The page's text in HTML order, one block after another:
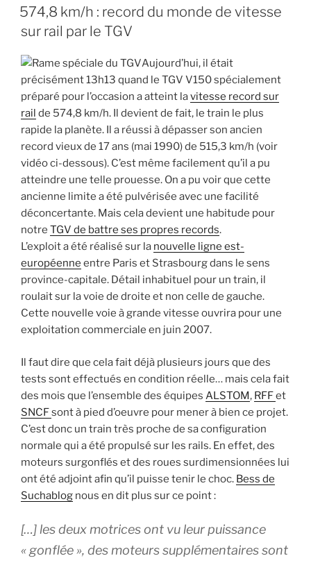
LE
574,8 km/h : record du monde de vitesse
sur rail par le TGV
Aujourd’hui, il était
précisément 13h13 quand le TGV V150 spécialement
préparé pour l’occasion a atteint lavitesse record sur
rail de 574,8 km/h. Il devient de fait, le train le plus
rapide la planète. Il a réussi à dépasser son ancien
record vieux de 17 ans (mai 1990) de 515,3 km/h (voir
vidéo ci-dessous). C’est même facilement qu’il a pu
atteindre une telle prouesse. On a pu voir que cette
ancienne limite a été pulvérisée avec une facilité
déconcertante. Mais cela devient une habitude pour
notre TGV de battre ses propres records.
L’exploit a été réalisé sur la nouvelle ligne est-
européenne entre Paris et Strasbourg dans le sens
province-capitale. Détail inhabituel pour un train, il
roulait sur la voie de droite et non celle de gauche.
Cette nouvelle voie à grande vitesse ouvrira pour une
exploitation commerciale en juin 2007.
Il faut dire que cela fait déjà plusieurs jours que des
tests sont effectués en condition réelle… mais cela fait
des mois que l’ensemble des équipes ALSTOM, RFFet
SNCFsont à pied d’oeuvre pour mener à bien ce projet.
C’est donc un train très proche de sa configuration
normale qui a été propulsé sur les rails. En effet, des
moteurs surgonflés et des roues surdimensionnées lui
ont été adjoint afin qu’il puisse tenir le choc. Bess de
Suchablog nous en dit plus sur ce point :
[…] les deux motrices ont vu leur puissance
« gonflée », des moteurs supplémentaires sont